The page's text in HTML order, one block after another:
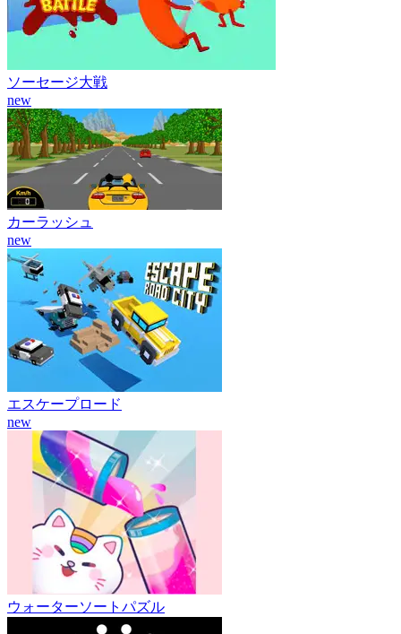
ソーセージ大戦
new
カーラッシュ
new
エスケープロード
new
ウォーターソートパズル